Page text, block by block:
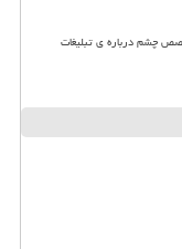
چشم درباره ی تبلیغات